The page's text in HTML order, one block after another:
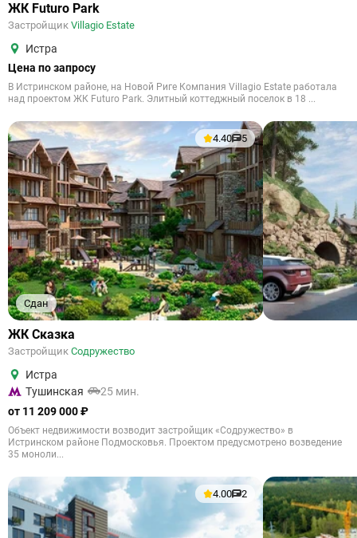
ЖК Futuro Park
Застройщик Villagio Estate
Истра
Цена по запросу
В Истринском районе, на Новой Риге Компания Villagio Estate работала
над проектом ЖК Futuro Park. Элитный коттеджный поселок в 18 ...
Сдан
4.40 5
ЖК Сказка
Застройщик Содружество
Истра
Тушинская
25 мин.
от 11 209 000 ₽
Объект недвижимости возводит застройщик «Содружество» в
Истринском районе Подмосковья. Проектом предусмотрено возведение
35 моноли...
4.00 2